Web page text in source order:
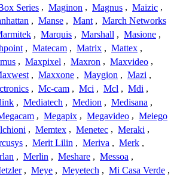
Series , Maginon , Magnus , Maizic ,
, Manse , Mant , March Networks
, Marquis , Marshall , Masione ,
, Matecam , Matrix , Mattex ,
, Maxpixel , Maxron , Maxvideo ,
, Maxxone , Maygion , Mazi ,
, Mc-cam , Mci , Mcl , Mdi ,
, Mediatech , Medion , Medisana ,
, Megapix , Megavideo , Meiego
, Memtex , Menetec , Meraki ,
, Merit Lilin , Meriva , Merk ,
, Merlin , Meshare , Messoa ,
, Meye , Meyetech , Mi Casa Verde ,